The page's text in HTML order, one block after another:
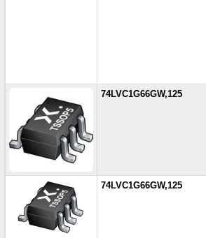
74LVC1G66GW,125
74LVC1G66GW,125